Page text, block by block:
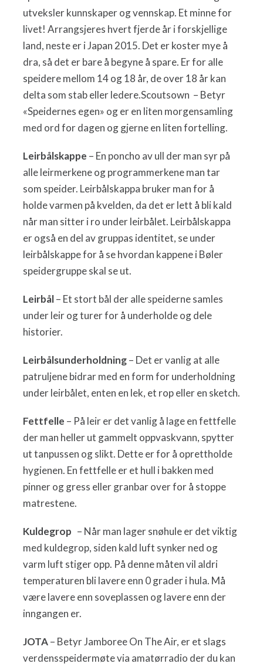
utveksler kunnskaper og vennskap. Et minne for
livet! Arrangsjeres hvert fjerde år i forskjellige
land, neste er i Japan 2015. Det er koster mye å
dra, så det er bare å begyne å spare. Er for alle
speidere mellom 14 og 18 år, de over 18 år kan
delta som stab eller ledere.Scoutsown – Betyr
«Speidernes egen» og er en liten morgensamling
med ord for dagen og gjerne en liten fortelling.
Leirbålskappe – En poncho av ull der man syr på
alle leirmerkene og programmerkene man tar
som speider. Leirbålskappa bruker man for å
holde varmen på kvelden, da det er lett å bli kald
når man sitter i ro under leirbålet. Leirbålskappa
er også en del av gruppas identitet, se under
leirbålskappe for å se hvordan kappene i Bøler
speidergruppe skal se ut.
Leirbål– Et stort bål der alle speiderne samles
under leir og turer for å underholde og dele
historier.
Leirbålsunderholdning– Det er vanlig at alle
patruljene bidrar med en form for underholdning
under leirbålet, enten en lek, et rop eller en sketch.
Fettfelle – På leir er det vanlig å lage en fettfelle
der man heller ut gammelt oppvaskvann, spytter
ut tanpussen og slikt. Dette er for å oprettholde
hygienen. En fettfelle er et hull i bakken med
pinner og gress eller granbar over for å stoppe
matrestene.
Kuldegrop – Når man lager snøhule er det viktig
med kuldegrop, siden kald luft synker ned og
varm luft stiger opp. På denne måten vil aldri
temperaturen bli lavere enn 0 grader i hula. Må
være lavere enn soveplassen og lavere enn der
inngangen er.
JOTA– Betyr Jamboree On The Air, er et slags
verdensspeidermøte via amatørradio der du kan